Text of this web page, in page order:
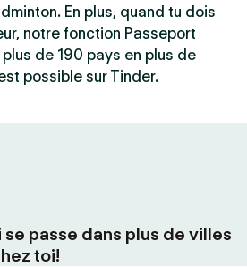
En plus, quand tu dois
notre fonction Passeport
de 190 pays en plus de
possible sur Tinder.
passe dans plus de villes
toi!